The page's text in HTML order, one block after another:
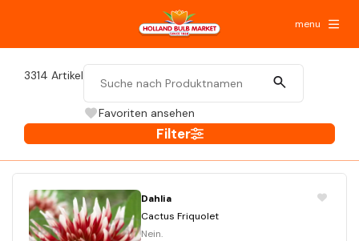
menu
3314 Artikel
Favoriten ansehen
Filter
Dahlia
Cactus Friquolet
Nein.